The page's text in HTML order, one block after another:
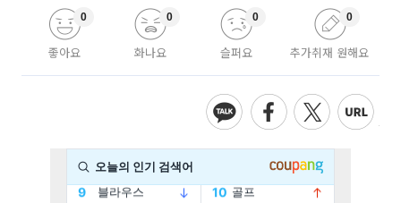
좋아요
0
화나요
0
슬퍼요
0
추가취재 원해요
0